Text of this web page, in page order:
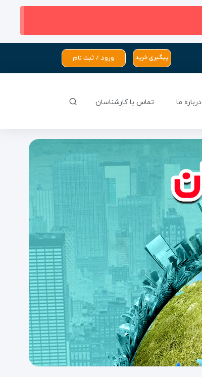
پیگیری خرید ورود / ثبت نام
درباره ما تماس با کارشناسان